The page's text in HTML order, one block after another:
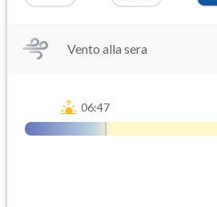
Vento alla sera
06:47